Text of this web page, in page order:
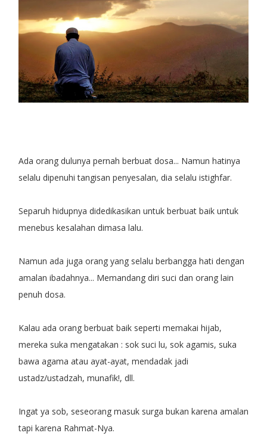
Ada orang dulunya pernah berbuat dosa... Namun hatinya
selalu dipenuhi tangisan penyesalan, dia selalu istighfar.
Separuh hidupnya didedikasikan untuk berbuat baik untuk
menebus kesalahan dimasa lalu.
Namun ada juga orang yang selalu berbangga hati dengan
amalan ibadahnya... Memandang diri suci dan orang lain
penuh dosa.
Kalau ada orang berbuat baik seperti memakai hijab,
mereka suka mengatakan : sok suci lu, sok agamis, suka
bawa agama atau ayat-ayat, mendadak jadi
ustadz/ustadzah, munafik!, dll.
Ingat ya sob, seseorang masuk surga bukan karena amalan
tapi karena Rahmat-Nya.